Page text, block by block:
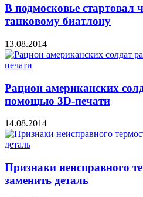
В подмосковье стартовал
танковому биатлону
13.08.2014
Рацион американских
помощью 3D-печати
14.08.2014
Признаки неисправного
заменить деталь